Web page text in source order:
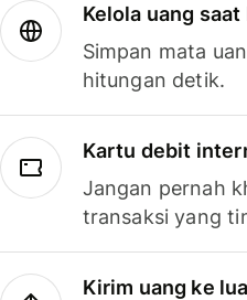
Kelola uang
Simpan mata
hitungan detik.
Kartu debit
Jangan pernah
transaksi yang
Kirim uang ke